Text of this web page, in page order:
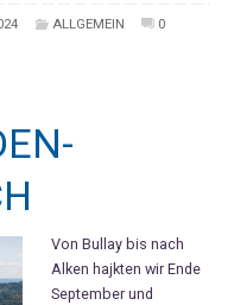
ALLGEMEIN 0
Von Bullay bis nach
Alken hajkten wir Ende
September und